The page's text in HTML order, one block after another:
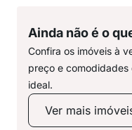
Ainda não é o
Confira os imóveis à
preço e
ideal.
Ver mais